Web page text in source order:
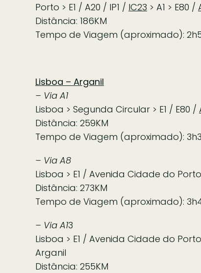
Porto > E1 / A20 / IP1 / IC23 > A1 > E80 /
Distância: 186KM
Tempo de Viagem (aproximado):
Lisboa – Arganil
– Via A1
Lisboa > Segunda Circular > E1 / E80 /
Distância: 259KM
Tempo de Viagem (aproximado):
– Via A8
Lisboa > E1 / Avenida Cidade do
Distância: 273KM
Tempo de Viagem (aproximado):
– Via A13
Lisboa > E1 / Avenida Cidade do Porto /
Arganil
Distância: 255KM